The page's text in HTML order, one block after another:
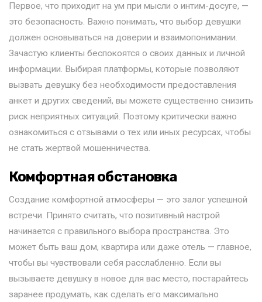
Первое, что приходит на ум при мысли о интим-досуге, —
это безопасность. Важно понимать, что выбор девушки
должен основываться на доверии и взаимопонимании.
Зачастую клиенты беспокоятся о своих данных и личной
информации. Выбирая платформы, которые позволяют
вызвать девушку без необходимости предоставления
анкет и других сведений, вы можете существенно снизить
риск неприятных ситуаций. Поэтому критически важно
ознакомиться с отзывами о тех или иных ресурсах, чтобы
не стать жертвой мошенничества.
Комфортная обстановка
Создание комфортной атмосферы — это залог успешной
встречи. Принято считать, что позитивный настрой
начинается с правильного выбора пространства. Это
может быть ваш дом, квартира или даже отель — главное,
чтобы вы чувствовали себя расслабленно. Если вы
вызываете девушку в новое для вас место, постарайтесь
заранее продумать, как сделать его максимально